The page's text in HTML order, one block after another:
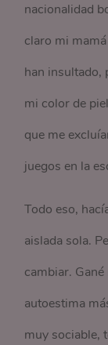
nacionalidad
claro mi
han insultado,
mi color de
que me
juegos en la
Todo eso,
aislada sola.
cambiar.
autoestima
muy sociable,